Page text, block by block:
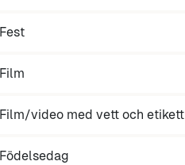
Fest
Film
Film/video med vett och etikett
Födelsedag